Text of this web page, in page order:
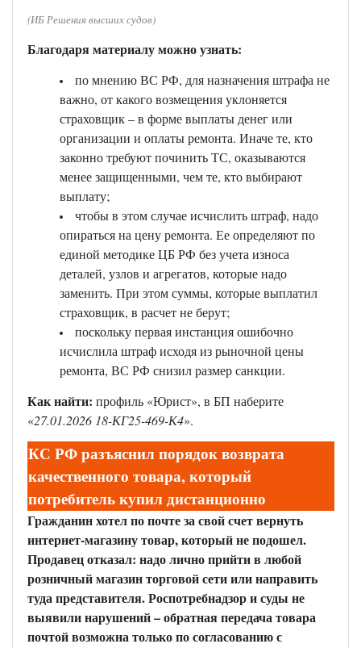
(ИБ Решения высших судов)
Благодаря материалу можно узнать:
по мнению ВС РФ, для назначения штрафа не
важно, от какого возмещения уклоняется
страховщик – в форме выплаты денег или
организации и оплаты ремонта. Иначе те, кто
законно требуют починить ТС, оказываются
менее защищенными, чем те, кто выбирают
выплату;
чтобы в этом случае исчислить штраф, надо
опираться на цену ремонта. Ее определяют по
единой методике ЦБ РФ без учета износа
деталей, узлов и агрегатов, которые надо
заменить. При этом суммы, которые выплатил
страховщик, в расчет не берут;
поскольку первая инстанция ошибочно
исчислила штраф исходя из рыночной цены
ремонта, ВС РФ снизил размер санкции.
Как найти: профиль «Юрист», в БП наберите
«27.01.2026 18-КГ25-469-К4».
КС РФ разъяснил порядок возврата
качественного товара, который
потребитель купил дистанционно
Гражданин хотел по почте за свой счет вернуть
интернет-магазину товар, который не подошел.
Продавец отказал: надо лично прийти в любой
розничный магазин торговой сети или направить
туда представителя. Роспотребнадзор и суды не
выявили нарушений – обратная передача товара
почтой возможна только по согласованию с